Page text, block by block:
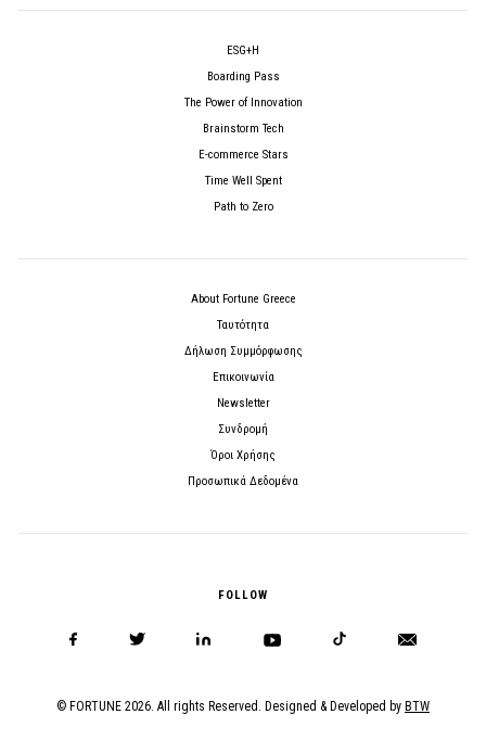
ESG+H
Boarding Pass
The Power of Innovation
Brainstorm Tech
E-commerce Stars
Time Well Spent
Path to Zero
About Fortune Greece
Ταυτότητα
Δήλωση Συμμόρφωσης
Επικοινωνία
Newsletter
Συνδρομή
Όροι Χρήσης
Προσωπικά Δεδομένα
FOLLOW
© FORTUNE 2026. All rights Reserved. Designed & Developed by BTW